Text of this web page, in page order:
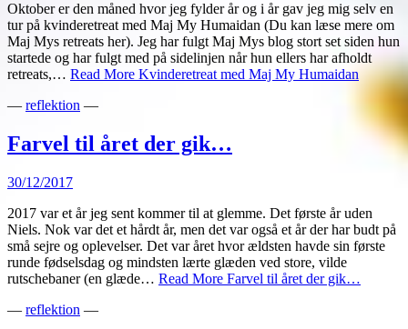
Oktober er den måned hvor jeg fylder år og i år gav jeg mig selv en
tur på kvinderetreat med Maj My Humaidan (Du kan læse mere om
Maj Mys retreats her). Jeg har fulgt Maj Mys blog stort set siden hun
startede og har fulgt med på sidelinjen når hun ellers har afholdt
retreats,… Read More Kvinderetreat med Maj My Humaidan
— reflektion —
Farvel til året der gik…
30/12/2017
2017 var et år jeg sent kommer til at glemme. Det første år uden
Niels. Nok var det et hårdt år, men det var også et år der har budt på
små sejre og oplevelser. Det var året hvor ældsten havde sin første
runde fødselsdag og mindsten lærte glæden ved store, vilde
rutschebaner (en glæde… Read More Farvel til året der gik…
— reflektion —